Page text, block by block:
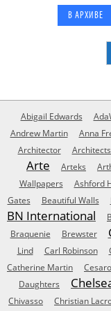
В АРХИВЕ
Abigail Edwards
Andrew Martin
Anna
Architector
Arte Arteks
Wallpapers
Ashford
Gates
Beautiful Walls
BN International
Braquenie
Brewster
Lind
Carl Robinson
Catherine Martin
Daughters
Chivasso
Christian